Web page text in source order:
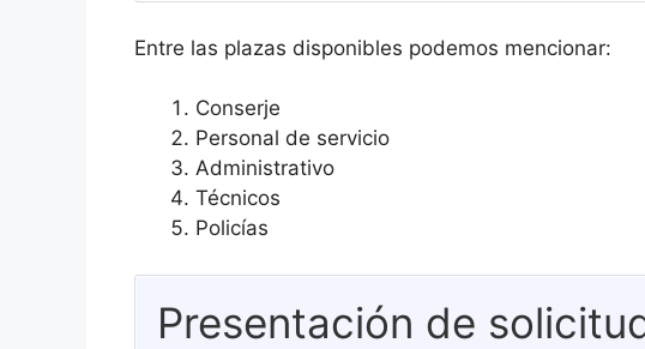
Entre las plazas disponibles podemos mencionar:
Conserje
Personal de servicio
Administrativo
Técnicos
Policías
Presentación de